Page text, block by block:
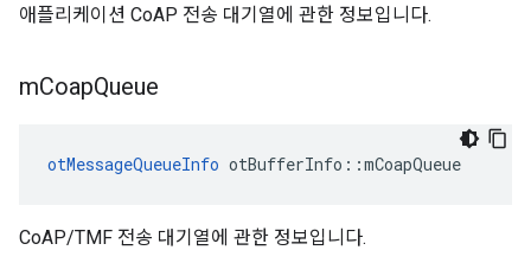
애플리케이션 CoAP 전송 대기열에 관한 정보입니다.
mCoapQueue
otMessageQueueInfo otBufferInfo ::mCoapQueue
CoAP/TMF 전송 대기열에 관한 정보입니다.